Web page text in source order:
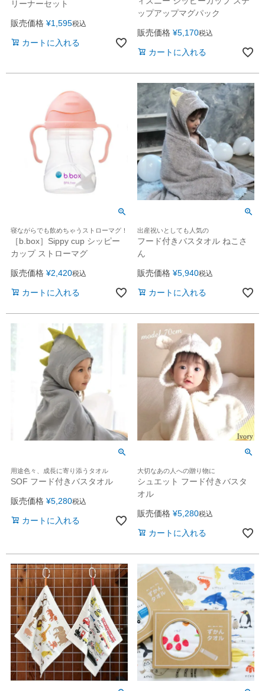
リーナーセット
販売価格 ¥1,595税込
カートに入れる
ップアップマグパック
販売価格 ¥5,170税込
カートに入れる
寝ながらでも飲めちゃうストローマグ！
［b.box］Sippy cup シッピー
カップ ストローマグ
販売価格 ¥2,420税込
カートに入れる
出産祝いとしても人気の
フード付きバスタオル ねこさ
ん
販売価格 ¥5,940税込
カートに入れる
用途色々、成長に寄り添うタオル
SOF フード付きバスタオル
販売価格 ¥5,280税込
カートに入れる
大切なあの人への贈り物に
シュエット フード付きバスタ
オル
販売価格 ¥5,280税込
カートに入れる